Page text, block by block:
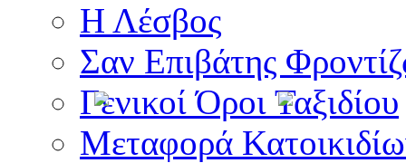
Η Λέσβος
Σαν Επιβάτης
Γενικοί Όροι Ταξιδίου
Μεταφορά